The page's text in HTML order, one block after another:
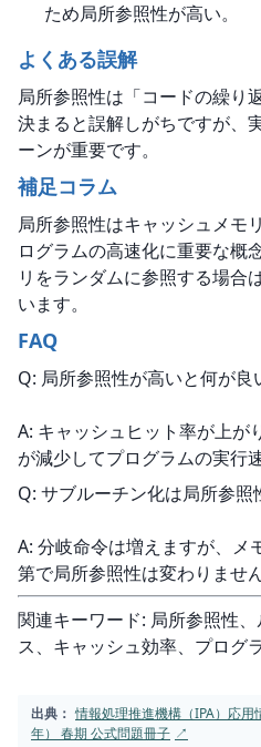
ため局所参照性が高い。
よくある誤解
局所参照性は「コードの繰り
決まると誤解しがちですが、
ーンが重要です。
補足コラム
局所参照性はキャッシュメモ
ログラムの高速化に重要な概
リをランダムに参照する場合
います。
FAQ
Q: 局所参照性が高いと何が良
A: キャッシュヒット率が上が
が減少してプログラムの実行
Q: サブルーチン化は局所参照
A: 分岐命令は増えますが、メ
第で局所参照性は変わりません
関連キーワード: 局所参照性
ス、キャッシュ効率、プログ
出典： 情報処理推進機構（IPA）応
年） 春期 公式問題冊子 ↗